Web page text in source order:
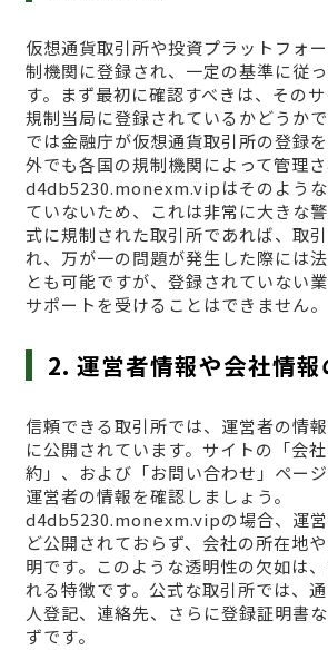
仮想通貨取引所や投資プラットフォ
制機関に登録され、一定の基準に従
す。まず最初に確認すべきは、その
規制当局に登録されているかどうか
では金融庁が仮想通貨取引所の登録
外でも各国の規制機関によって管理さ
d4db5230.monexm.vipはそのような
ていないため、これは非常に大きな
式に規制された取引所であれば、取
れ、万が一の問題が発生した際には
とも可能ですが、登録されていない
サポートを受けることはできません。
2. 運営者情報や会社情報
信頼できる取引所では、運営者の情
に公開されています。サイトの「会
約」、および「お問い合わせ」ページ
運営者の情報を確認しましょう。
d4db5230.monexm.vipの場合、運
ど公開されておらず、会社の所在地
明です。このような透明性の欠如は
れる特徴です。公式な取引所では、
人登記、連絡先、さらに登録証明書
ずです。